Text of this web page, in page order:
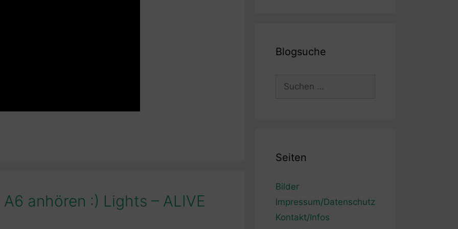
anhören :) Lights – ALIVE
Blogsuche
Seiten
Bilder
Impressum/Datenschutz
Kontakt/Infos